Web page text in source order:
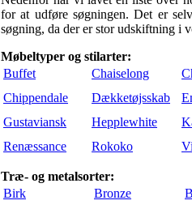
for at udføre søgningen. Det er
søgning, da der er stor udskiftning i
Møbeltyper og stilarter:
Buffet
Chaiselong
Chippendale
Dækketøjsskab
Gustaviansk
Hepplewhite
Renæssance
Rokoko
Træ- og metalsorter:
Birk
Bronze